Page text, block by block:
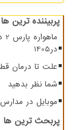
پربیننده ترین ها
در1405
علت تا درمان
شما نظر بدهید
موبایل در
پربحث ترین ها